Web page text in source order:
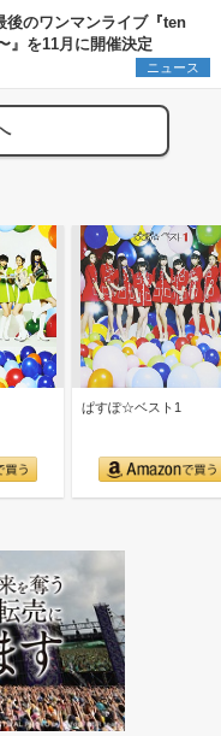
のワンマンライブ『ten
を11月に開催決定
ニュース
ぱすぽ☆ベスト1